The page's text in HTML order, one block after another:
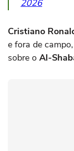
2026
Cristiano
e fora de
sobre o Al-